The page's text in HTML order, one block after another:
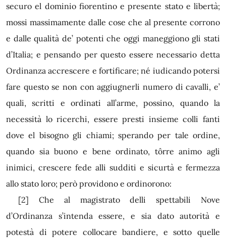
securo el dominio fiorentino e presente stato e libertà;
mossi massimamente dalle cose che al presente corrono
e dalle qualità de’ potenti che oggi maneggiono gli stati
d’Italia; e pensando per questo essere necessario detta
Ordinanza accrescere e fortificare; né iudicando potersi
fare questo se non con aggiugnerli numero di cavalli, e’
quali, scritti e ordinati all’arme, possino, quando la
necessità lo ricerchi, essere presti insieme colli fanti
dove el bisogno gli chiami; sperando per tale ordine,
quando sia buono e bene ordinato, tôrre animo agli
inimici, crescere fede alli sudditi e sicurtà e fermezza
allo stato loro; però providono e ordinorono:
[2] Che al magistrato delli spettabili Nove
d’Ordinanza s’intenda essere, e sia dato autorità e
potestà di potere collocare bandiere, e sotto quelle